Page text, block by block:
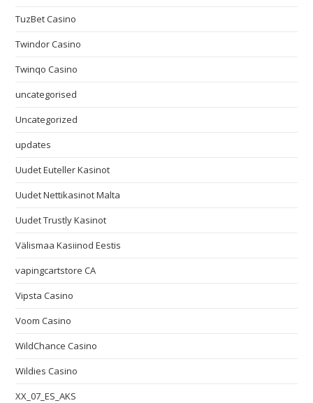
TuzBet Casino
Twindor Casino
Twinqo Casino
uncategorised
Uncategorized
updates
Uudet Euteller Kasinot
Uudet Nettikasinot Malta
Uudet Trustly Kasinot
Välismaa Kasiinod Eestis
vapingcartstore CA
Vipsta Casino
Voom Casino
WildChance Casino
Wildies Casino
XX_07_ES_AKS